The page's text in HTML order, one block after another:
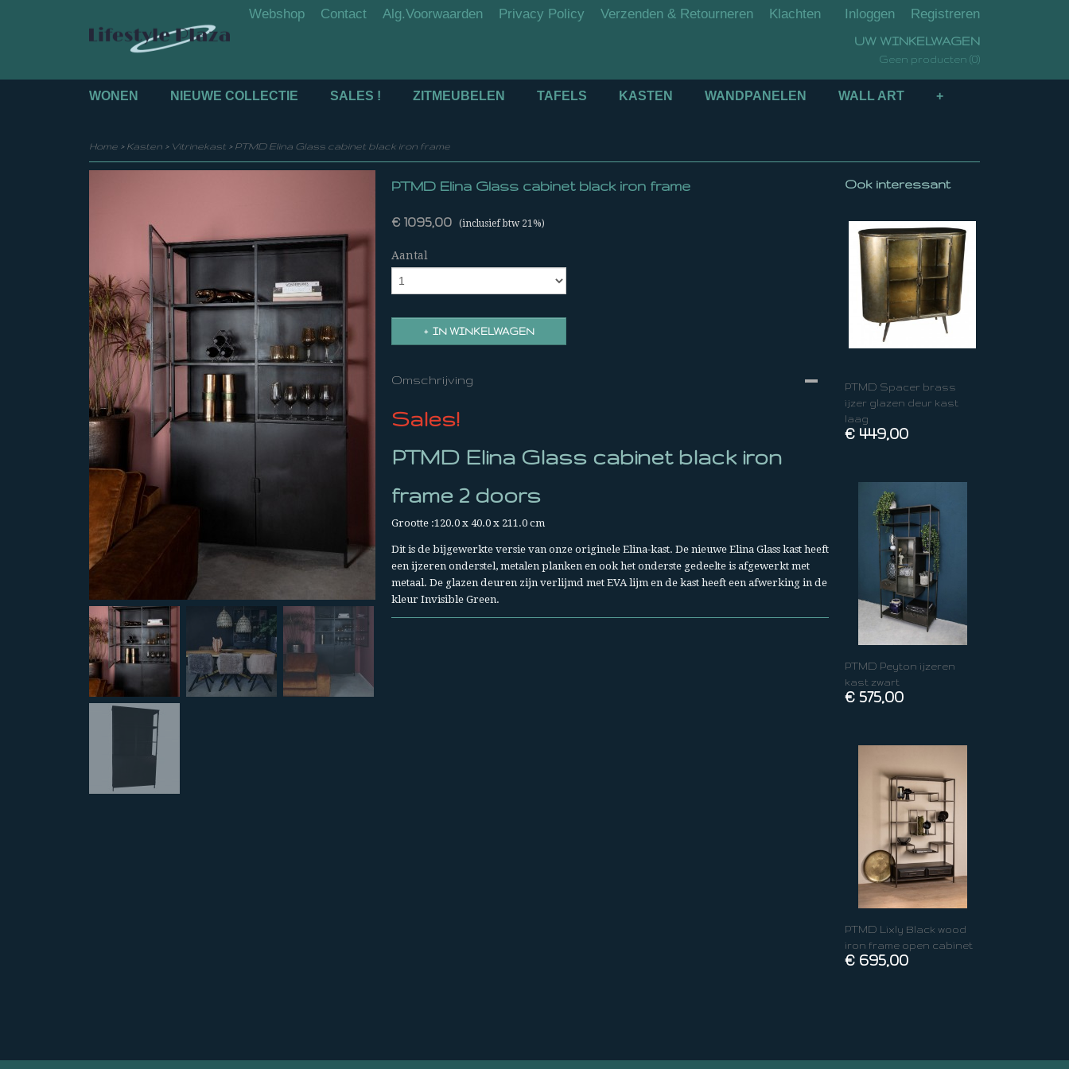
Webshop Contact Alg.Voorwaarden Privacy Policy Verzenden & Retourneren Klachten Inloggen Registreren
UW WINKELWAGEN
Geen producten (0)
WONEN NIEUWE COLLECTIE SALES ! ZITMEUBELEN TAFELS KASTEN WANDPANELEN WALL ART +
Home > Kasten > Vitrinekast > PTMD Elina Glass cabinet black iron frame
PTMD Elina Glass cabinet black iron frame
€ 1095,00 (inclusief btw 21%)
Aantal
IN WINKELWAGEN
Omschrijving
Sales!
PTMD Elina Glass cabinet black iron
frame 2 doors
Grootte :120.0 x 40.0 x 211.0 cm
Dit is de bijgewerkte versie van onze originele Elina-kast. De nieuwe Elina Glass kast heeft
een ijzeren onderstel, metalen planken en ook het onderste gedeelte is afgewerkt met
metaal. De glazen deuren zijn verlijmd met EVA lijm en de kast heeft een afwerking in de
kleur Invisible Green.
Ook interessant
PTMD Spacer brass
ijzer glazen deur kast
laag
€ 449,00
PTMD Peyton ijzeren
kast zwart
€ 575,00
PTMD Lixly Black wood
iron frame open cabinet
€ 695,00